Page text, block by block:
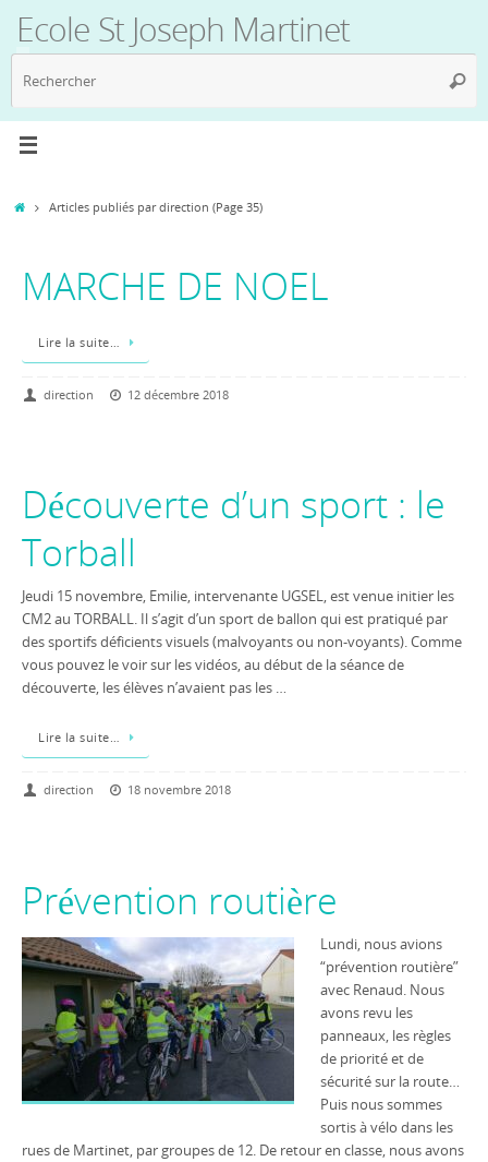
contenu
Ecole St Joseph Martinet
AccueilArticles publiés par direction (Page 35)
MARCHE DE NOEL
Lire la suite…
direction 12 décembre 2018
Découverte d’un sport : le
Torball
Jeudi 15 novembre, Emilie, intervenante UGSEL, est venue initier les
CM2 au TORBALL. Il s’agit d’un sport de ballon qui est pratiqué par
des sportifs déficients visuels (malvoyants ou non-voyants). Comme
vous pouvez le voir sur les vidéos, au début de la séance de
découverte, les élèves n’avaient pas les …
Lire la suite…
direction 18 novembre 2018
Prévention routière
Lundi, nous avions
“prévention routière”
avec Renaud. Nous
avons revu les
panneaux, les règles
de priorité et de
sécurité sur la route…
Puis nous sommes
sortis à vélo dans les
rues de Martinet, par groupes de 12. De retour en classe, nous avons